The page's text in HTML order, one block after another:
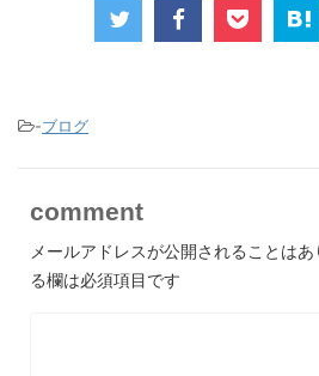
-ブログ
comment
メールアドレスが公開されることはあ
る欄は必須項目です